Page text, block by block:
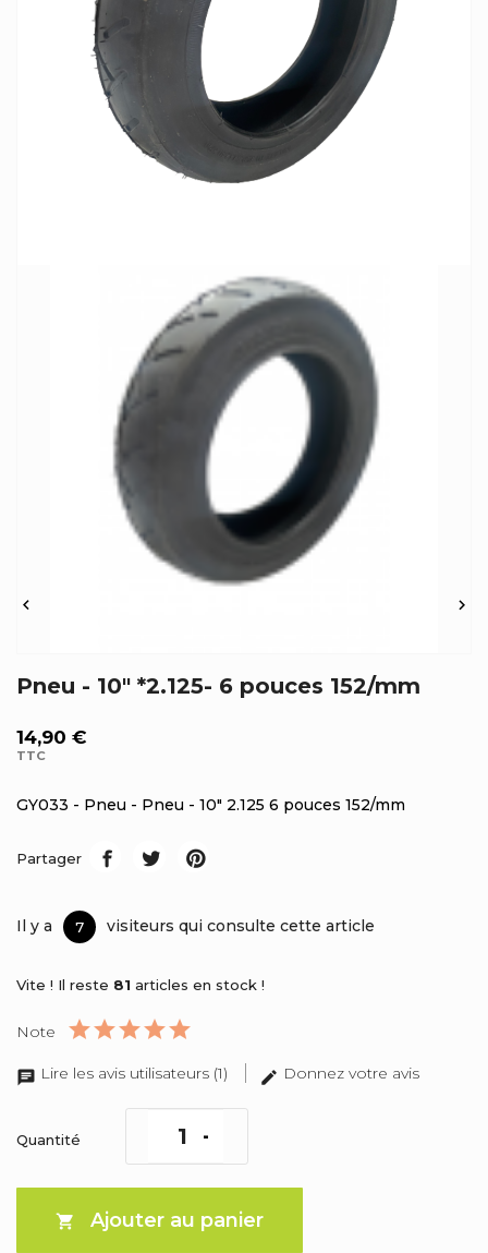
 
Pneu - 10" *2.125- 6 pouces 152/mm
14,90 €
TTC
GY033 - Pneu - Pneu - 10" 2.125 6 pouces 152/mm
Partager
Il y a 7 visiteurs qui consulte cette article
Vite ! Il reste 81 articles en stock !
Note
Lire les avis utilisateurs (1) Donnez votre avis
Quantité
 Ajouter au panier